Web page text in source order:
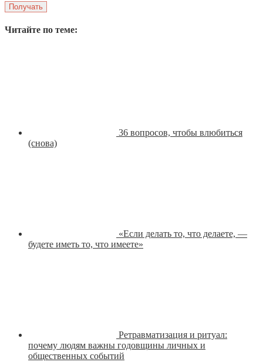
Читайте по теме:
36 вопросов, чтобы влюбиться
(снова)
«Если делать то, что делаете, —
будете иметь то, что имеете»
Ретравматизация и ритуал:
почему людям важны годовщины личных и
общественных событий